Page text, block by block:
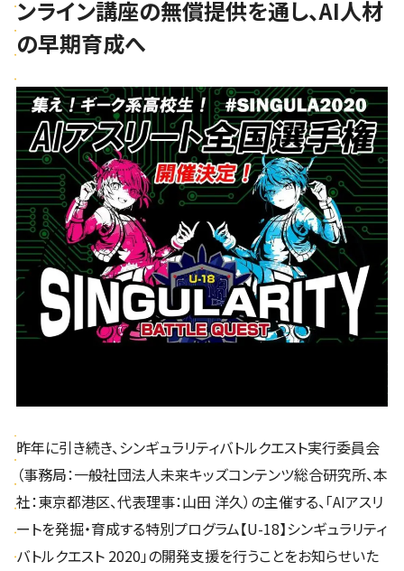
ンライン講座の無償提供を通し、AI人材
の早期育成へ
昨年に引き続き、シンギュラリティバトルクエスト実行委員会
（事務局：一般社団法人未来キッズコンテンツ総合研究所、本
社：東京都港区、代表理事：山田 洋久）の主催する、「AIアスリ
ートを発掘・育成する特別プログラム【U-18】シンギュラリティ
バトルクエスト 2020」の開発支援を行うことをお知らせいた